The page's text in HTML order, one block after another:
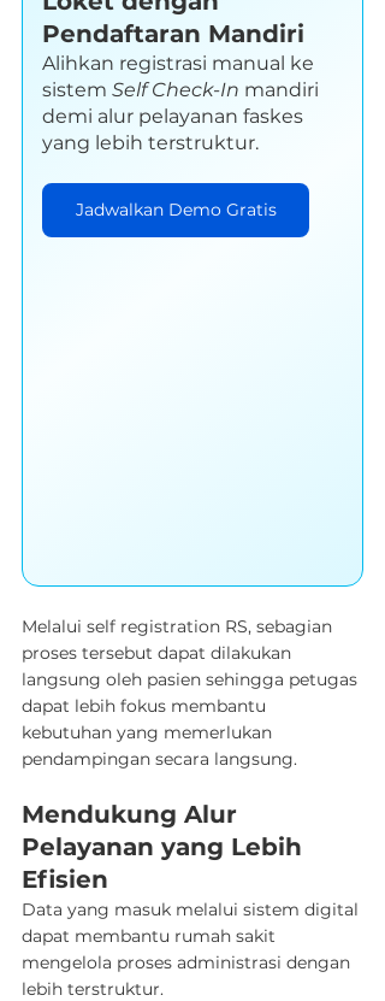
Pendaftaran Mandiri
Alihkan registrasi manual ke
sistem Self Check-In mandiri
demi alur pelayanan faskes
yang lebih terstruktur.
Jadwalkan Demo Gratis
Melalui self registration RS, sebagian
proses tersebut dapat dilakukan
langsung oleh pasien sehingga petugas
dapat lebih fokus membantu
kebutuhan yang memerlukan
pendampingan secara langsung.
Mendukung Alur
Pelayanan yang Lebih
Efisien
Data yang masuk melalui sistem digital
dapat membantu rumah sakit
mengelola proses administrasi dengan
lebih terstruktur.